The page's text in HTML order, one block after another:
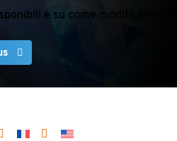
e su come modificarle